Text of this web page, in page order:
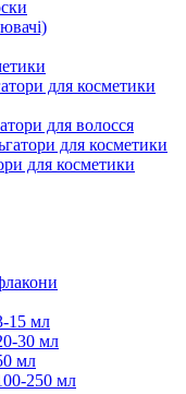
для косметики
для волосся
для косметики
для косметики
15 мл
30 мл
мл
250 мл